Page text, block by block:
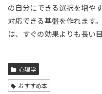
の自分にできる選択を増や
対応できる基盤を作れます
は、すぐの効果よりも長い
心理学
おすすめ本